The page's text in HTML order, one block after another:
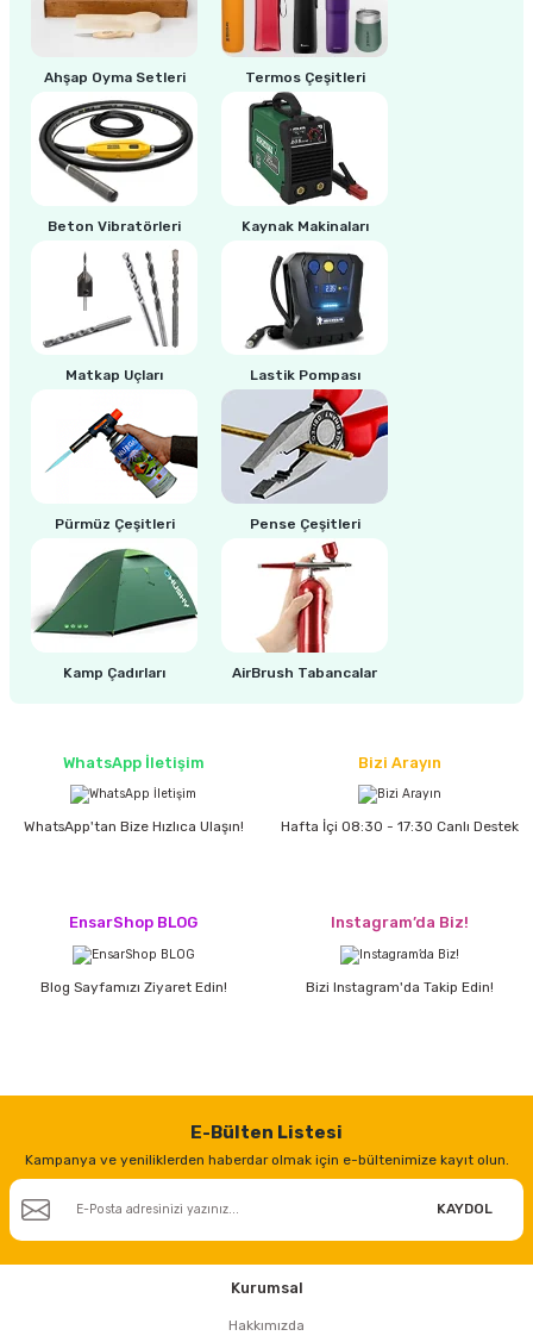
Ahşap Oyma Setleri Termos Çeşitleri
Beton Vibratörleri Kaynak Makinaları
Matkap Uçları Lastik Pompası
Pürmüz Çeşitleri Pense Çeşitleri
Kamp Çadırları AirBrush Tabancalar
WhatsApp İletişim
WhatsApp'tan Bize Hızlıca Ulaşın!
Bizi Arayın
Hafta İçi 08:30 - 17:30 Canlı Destek
EnsarShop BLOG
Blog Sayfamızı Ziyaret Edin!
Instagram’da Biz!
Bizi Instagram'da Takip Edin!
E-Bülten Listesi
Kampanya ve yeniliklerden haberdar olmak için e-bültenimize kayıt olun.
KAYDOL
Kurumsal
Hakkımızda